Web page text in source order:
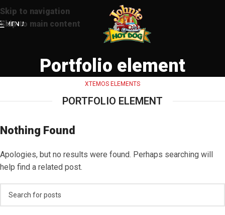
Skip to navigation
Skip to main content
MENU
Portfolio element
XTEMOS ELEMENTS
PORTFOLIO ELEMENT
Nothing Found
Apologies, but no results were found. Perhaps searching will
help find a related post.